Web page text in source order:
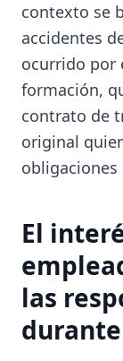
contexto se
accidentes
ocurrido por
formación,
contrato de
original
El
las
durante